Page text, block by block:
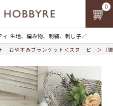
ィ 生地、編み物、刺繍、刺し子／
0
おやすみブランケット＜スヌーピー＞（